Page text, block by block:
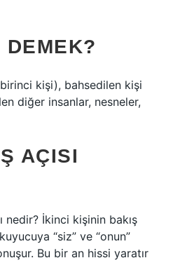
kişi), bahsedilen kişi
diğer insanlar, nesneler,
AÇISI
nedir? İkinci kişinin bakış
“siz” ve “onun”
Bu bir an hissi yaratır